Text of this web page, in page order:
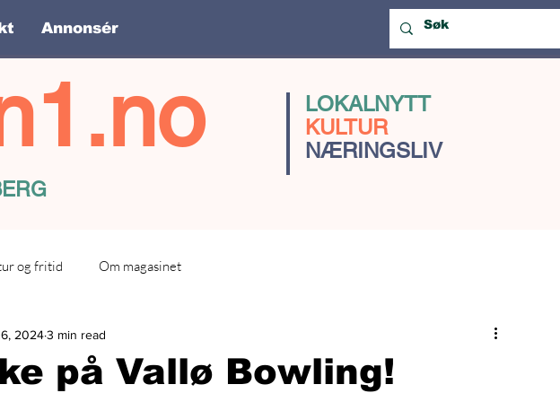
Annonsér
LOKALNYTT
KULTUR
NÆRINGSLIV
og fritid Om magasinet
på Vallø Bowling!
20243 min read